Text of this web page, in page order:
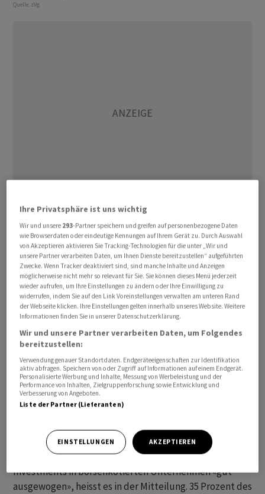
Quelle: zVg
Konkret lag der Gewinn im abgelaufenen Geschäftsjahr
bei 18,5 Millionen Franken nach einem Verlust von 1,1
Millionen im Jahr zuvor. Damit bestätigtHBMin ihrem
Communiqué vom Donnerstag frühere Angaben von
Anfang April.
Der innere Wert pro Aktie (NAV) stieg im Geschäftsjahr
Prozent leicht rückläufig entwickelte.
Der Verwaltungsrat beantragt nun der
Generalversammlung eine gegenüber dem Vorjahr
unveränderte Barausschüttung von 7,50 Franken pro
dem Aktienkurs per Ende März 2025.
Das Portfolio sei mit einem Anteil von 49 Prozent an
Investments in börsenkotierten Unternehmen «gut
ausgewogen», heisst es in der Mitteilung. 35 Prozent des
Ihre Privatsphäre ist uns wichtig
Wir und unsere 293-Partner speichern und greifen auf personenbezogene Daten
wie Browserdaten oder eindeutige Kennungen auf Ihrem Gerät zu. Durch Auswahl
von Akzeptieren aktivieren Sie Tracking-Technologien für die unter „Wir und
unsere Partner verarbeiten Daten, um Ihnen Dienste bereitzustellen“ aufgeführten
Zwecke. Wenn Tracker deaktiviert sind, sind manche Inhalte und Anzeigen
möglicherweise nicht mehr so relevant für Sie. Sie können dieses Menü jederzeit
wieder aufrufen, um Ihre Einstellungen zu ändern oder Ihre Einwilligung zu
widerrufen, indem Sie auf den Link Voreinstellungen verwalten am unteren Rand
der Webseite klicken. Ihre Einstellungen gelten innerhalb unseres Website. Weitere
Informationen finden Sie in unserer Datenschutzerklärung.
Wir und unsere Partner verarbeiten Daten, um Folgendes
bereitzustellen:
Verwendung genauer Standortdaten. Endgeräteeigenschaften zur Identifikation
aktiv abfragen. Speichern von oder Zugriff auf Informationen auf einem Endgerät.
Personalisierte Werbung und Inhalte, Messung von Werbeleistung und der
Performance von Inhalten, Zielgruppenforschung sowie Entwicklung und
Verbesserung von Angeboten.
Liste der Partner (Lieferanten)
EINSTELLUNGEN AKZEPTIEREN